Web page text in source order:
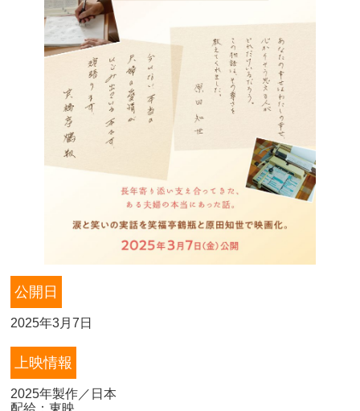
公開日
2025年3月7日
上映情報
2025年製作／日本